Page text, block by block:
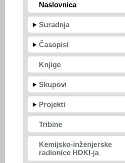
Naslovnica
Suradnja
Časopisi
Knjige
Skupovi
Projekti
Tribine
Kemijsko-inženjerske
radionice HDKI-ja